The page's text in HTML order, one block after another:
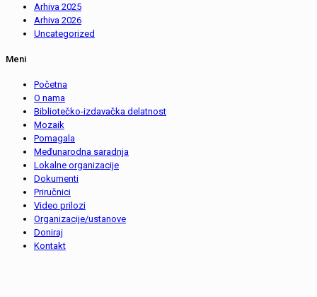
Arhiva 2025
Arhiva 2026
Uncategorized
Meni
Početna
O nama
Bibliotečko-izdavačka delatnost
Mozaik
Pomagala
Međunarodna saradnja
Lokalne organizacije
Dokumenti
Priručnici
Video prilozi
Organizacije/ustanove
Doniraj
Kontakt